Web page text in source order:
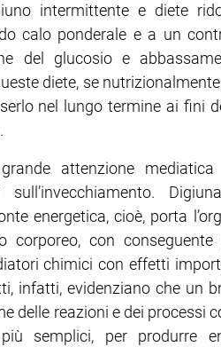
intermittente e diete
calo ponderale e a un
del glucosio e
diete, se
nel lungo termine ai fini
attenzione
energetica, cioè, porta
con conseguente
chimici con effetti
infatti, evidenziano che un
delle reazioni e dei processi
semplici, per produrre